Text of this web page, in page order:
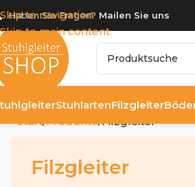
Skip to navigation
Skip to main content
Haben Sie Fragen? Mailen Sie uns
StuhlartenFilzgleiter
Start Produkte Filzgleiter
Filzgleiter